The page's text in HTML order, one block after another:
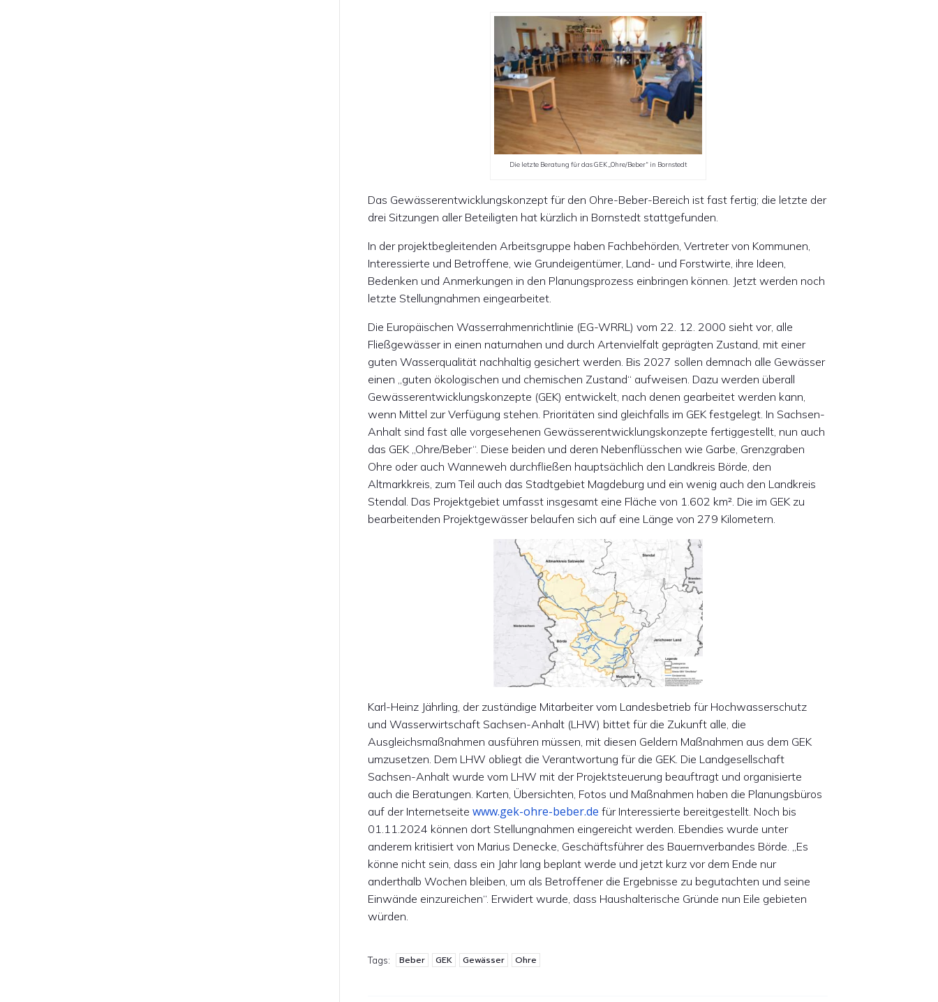
Die letzte Beratung für das GEK „Ohre/Beber“ in Bornstedt
Das Gewässerentwicklungskonzept für den Ohre-Beber-Bereich ist fast fertig; die letzte der
drei Sitzungen aller Beteiligten hat kürzlich in Bornstedt stattgefunden.
In der projektbegleitenden Arbeitsgruppe haben Fachbehörden, Vertreter von Kommunen,
Interessierte und Betroffene, wie Grundeigentümer, Land- und Forstwirte, ihre Ideen,
Bedenken und Anmerkungen in den Planungsprozess einbringen können. Jetzt werden noch
letzte Stellungnahmen eingearbeitet.
Die Europäischen Wasserrahmenrichtlinie (EG-WRRL) vom 22. 12. 2000 sieht vor, alle
Fließgewässer in einen naturnahen und durch Artenvielfalt geprägten Zustand, mit einer
guten Wasserqualität nachhaltig gesichert werden. Bis 2027 sollen demnach alle Gewässer
einen „guten ökologischen und chemischen Zustand“ aufweisen. Dazu werden überall
Gewässerentwicklungskonzepte (GEK) entwickelt, nach denen gearbeitet werden kann,
wenn Mittel zur Verfügung stehen. Prioritäten sind gleichfalls im GEK festgelegt. In Sachsen-
Anhalt sind fast alle vorgesehenen Gewässerentwicklungskonzepte fertiggestellt, nun auch
das GEK „Ohre/Beber“. Diese beiden und deren Nebenflüsschen wie Garbe, Grenzgraben
Ohre oder auch Wanneweh durchfließen hauptsächlich den Landkreis Börde, den
Altmarkkreis, zum Teil auch das Stadtgebiet Magdeburg und ein wenig auch den Landkreis
Stendal. Das Projektgebiet umfasst insgesamt eine Fläche von 1.602 km². Die im GEK zu
bearbeitenden Projektgewässer belaufen sich auf eine Länge von 279 Kilometern.
Karl-Heinz Jährling, der zuständige Mitarbeiter vom Landesbetrieb für Hochwasserschutz
und Wasserwirtschaft Sachsen-Anhalt (LHW) bittet für die Zukunft alle, die
Ausgleichsmaßnahmen ausführen müssen, mit diesen Geldern Maßnahmen aus dem GEK
umzusetzen. Dem LHW obliegt die Verantwortung für die GEK. Die Landgesellschaft
Sachsen-Anhalt wurde vom LHW mit der Projektsteuerung beauftragt und organisierte
auch die Beratungen. Karten, Übersichten, Fotos und Maßnahmen haben die Planungsbüros
auf der Internetseitewww.gek-ohre-beber.de für Interessierte bereitgestellt. Noch bis
01.11.2024 können dort Stellungnahmen eingereicht werden. Ebendies wurde unter
anderem kritisiert von Marius Denecke, Geschäftsführer des Bauernverbandes Börde. „Es
könne nicht sein, dass ein Jahr lang beplant werde und jetzt kurz vor dem Ende nur
anderthalb Wochen bleiben, um als Betroffener die Ergebnisse zu begutachten und seine
Einwände einzureichen“. Erwidert wurde, dass Haushalterische Gründe nun Eile gebieten
würden.
Tags: Beber GEK Gewässer Ohre